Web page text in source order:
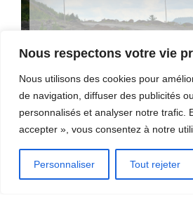
Nous respectons votre vie
Nous utilisons des cookies pour
de navigation, diffuser des publicités
personnalisés et analyser notre trafic.
accepter », vous consentez à notre
Personnaliser Tout rejeter
DÉCOUVRIR LA